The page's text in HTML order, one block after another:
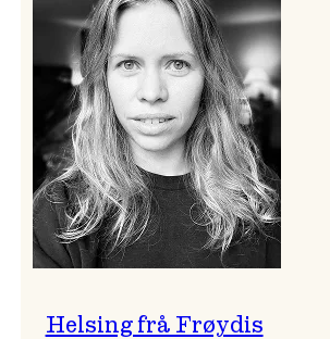
Helsing frå Frøydis